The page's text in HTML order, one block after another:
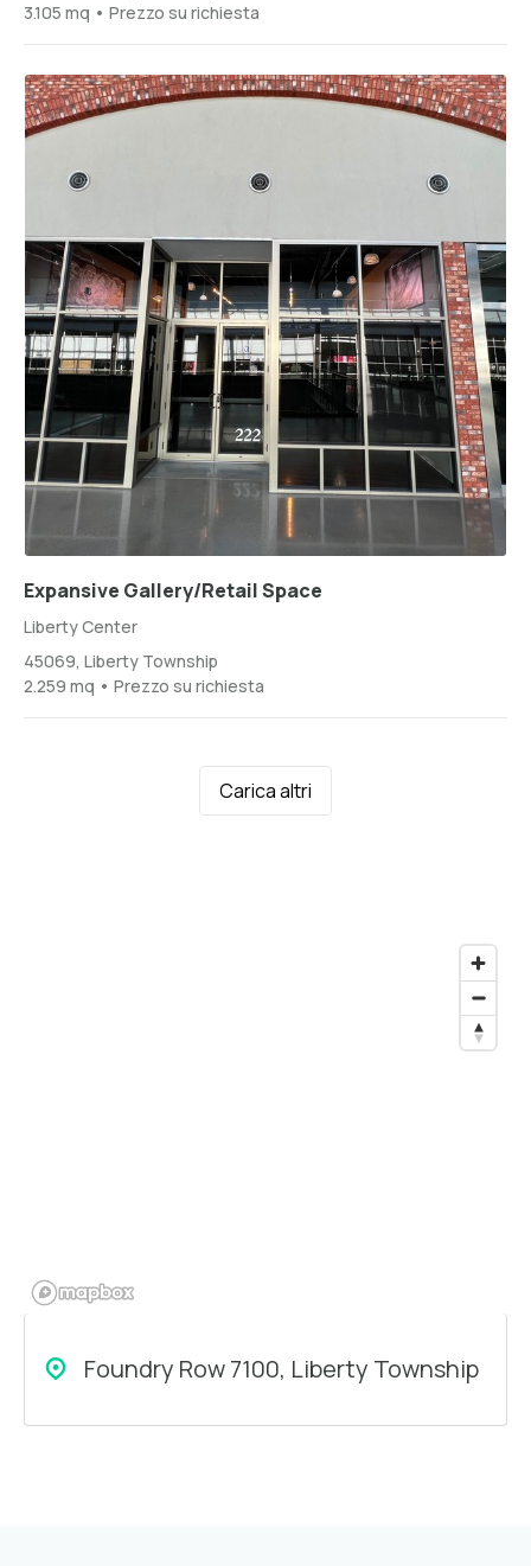
3.105 mq • Prezzo su richiesta
Expansive Gallery/Retail Space
Liberty Center
45069, Liberty Township
2.259 mq • Prezzo su richiesta
Carica altri
Foundry Row 7100, Liberty Township